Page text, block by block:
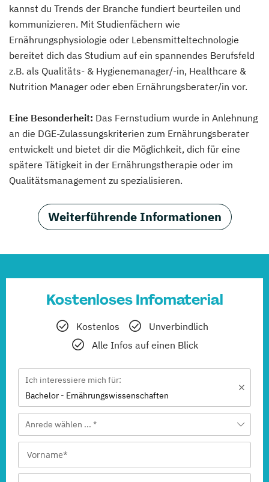
kannst du Trends der Branche fundiert beurteilen und
kommunizieren. Mit Studienfächern wie
Ernährungsphysiologie oder Lebensmitteltechnologie
bereitet dich das Studium auf ein spannendes Berufsfeld
z.B. als Qualitäts- & Hygienemanager/-in, Healthcare &
Nutrition Manager oder eben Ernährungsberater/in vor.
Eine Besonderheit: Das Fernstudium wurde in Anlehnung
an die DGE-Zulassungskriterien zum Ernährungsberater
entwickelt und bietet dir die Möglichkeit, dich für eine
spätere Tätigkeit in der Ernährungstherapie oder im
Qualitätsmanagement zu spezialisieren.
Weiterführende Informationen
Kostenloses Infomaterial
Kostenlos
Unverbindlich
Alle Infos auf einen Blick
Ich interessiere mich für:
Bachelor - Ernährungswissenschaften
Anrede wählen ... *